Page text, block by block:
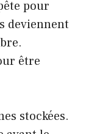
pour
deviennent
être
stockées.